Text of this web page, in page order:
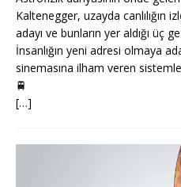
Kaltenegger, uzayda canlılığın
adayı ve bunların yer aldığı üç
İnsanlığın yeni adresi olmaya
sinemasına ilham veren
🚆
[…]